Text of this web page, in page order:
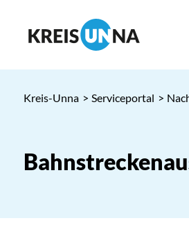
Kreis-Unna > Serviceportal >